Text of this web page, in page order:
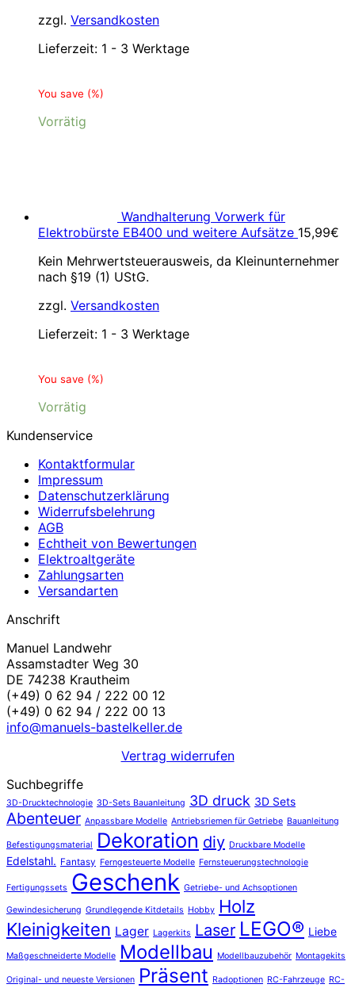
zzgl. Versandkosten
Lieferzeit: 1 - 3 Werktage
You save (%)
Vorrätig
Wandhalterung Vorwerk für
Elektrobürste EB400 und weitere Aufsätze 15,99€
Kein Mehrwertsteuerausweis, da Kleinunternehmer
nach §19 (1) UStG.
zzgl. Versandkosten
Lieferzeit: 1 - 3 Werktage
You save (%)
Vorrätig
Kundenservice
Kontaktformular
Impressum
Datenschutzerklärung
Widerrufsbelehrung
AGB
Echtheit von Bewertungen
Elektroaltgeräte
Zahlungsarten
Versandarten
Anschrift
Manuel Landwehr
Assamstadter Weg 30
DE 74238 Krautheim
(+49) 0 62 94 / 222 00 12
(+49) 0 62 94 / 222 00 13
info@manuels-bastelkeller.de
Vertrag widerrufen
Suchbegriffe
3D-Drucktechnologie 3D-Sets Bauanleitung 3D druck 3D Sets
Abenteuer Anpassbare Modelle Antriebsriemen für Getriebe Bauanleitung
Befestigungsmaterial Dekoration diy Druckbare Modelle
Edelstahl. Fantasy Ferngesteuerte Modelle Fernsteuerungstechnologie
Fertigungssets Geschenk Getriebe- und Achsoptionen
Gewindesicherung Grundlegende Kitdetails Hobby Holz
Kleinigkeiten Lager Lagerkits Laser LEGO® Liebe
Maßgeschneiderte Modelle Modellbau Modellbauzubehör Montagekits
Original- und neueste Versionen Präsent Radoptionen RC-Fahrzeuge RC-